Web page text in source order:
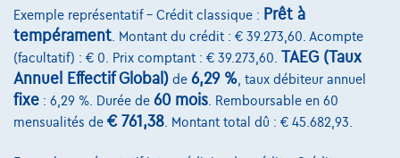
Comparer
Voir le véhicule
Exemple représentatif – Crédit classique : Prêt à
tempérament . Montant du crédit : € 39.273,60. Acompte
(facultatif) : € 0. Prix comptant : € 39.273,60. TAEG (Taux
Annuel Effectif Global) de 6,29 % , taux débiteur annuel
fixe : 6,29 %. Durée de 60 mois . Remboursable en 60
mensualités de € 761,38 . Montant total dû : € 45.682,93.